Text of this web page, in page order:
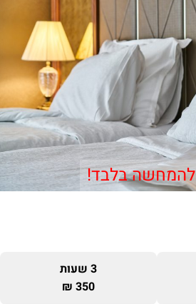
להמחשה בלבד!
3 שעות
350 ₪